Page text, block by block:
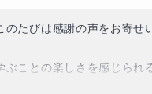
庭・生徒様には特にお
嬢様の大切な節目に関わら
るく希望に満ちたものとな
のたびは感謝の声をお寄せ
ぶことの楽しさを感じられ
っては何より嬉しいことで